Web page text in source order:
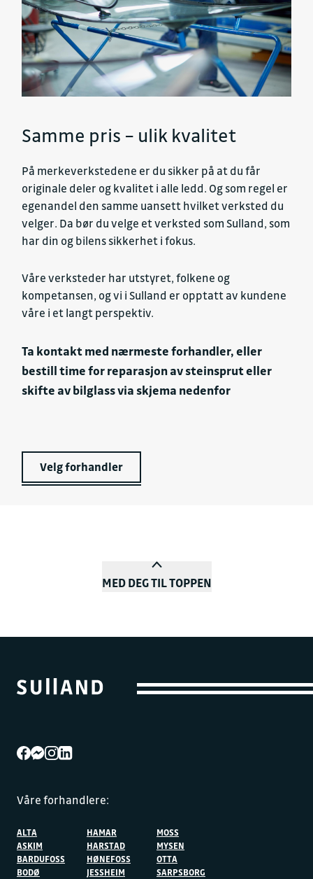
Samme pris – ulik kvalitet
På merkeverkstedene er du sikker på at du får
originale deler og kvalitet i alle ledd. Og som regel er
egenandel den samme uansett hvilket verksted du
velger. Da bør du velge et verksted som Sulland, som
har din og bilens sikkerhet i fokus.
Våre verksteder har utstyret, folkene og
kompetansen, og vi i Sulland er opptatt av kundene
våre i et langt perspektiv.
Ta kontakt med nærmeste forhandler, eller
bestill time for reparasjon av steinsprut eller
skifte av bilglass via skjema nedenfor
Velg forhandler
MED DEG TIL TOPPEN
Våre forhandlere:
ALTA
ASKIM
BARDUFOSS
BODØ
HAMAR
HARSTAD
HØNEFOSS
JESSHEIM
MOSS
MYSEN
OTTA
SARPSBORG